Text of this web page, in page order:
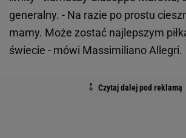
generalny. - Na razie po prostu
mamy. Może zostać najlepszym
świecie - mówi Massimiliano Allegri.